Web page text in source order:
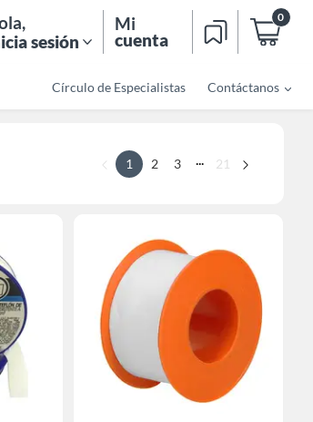
,
sesión
Mi
cuenta
0
Círculo de Especialistas Contáctanos
1 2 3 ... 21